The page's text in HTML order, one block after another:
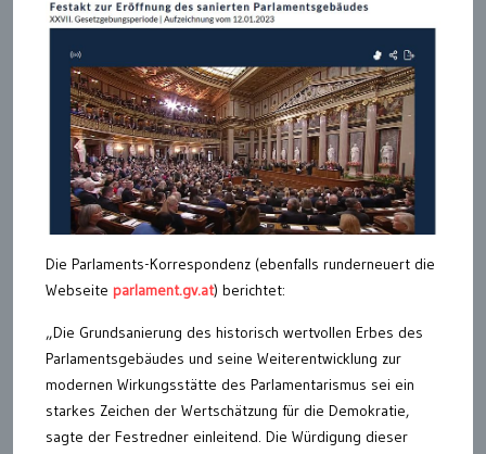
Die Parlaments-Korrespondenz (ebenfalls runderneuert die
Webseite parlament.gv.at) berichtet:
„Die Grundsanierung des historisch wertvollen Erbes des
Parlamentsgebäudes und seine Weiterentwicklung zur
modernen Wirkungsstätte des Parlamentarismus sei ein
starkes Zeichen der Wertschätzung für die Demokratie,
sagte der Festredner einleitend. Die Würdigung dieser